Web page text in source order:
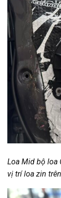
Loa Mid bộ loa
vị trí loa zin